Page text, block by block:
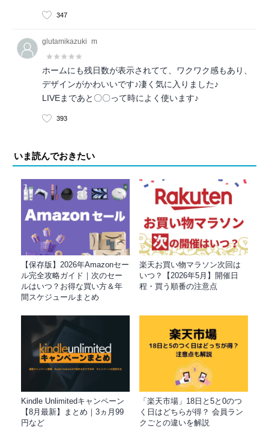
347
glutamikazuki_m
ホームにも残日数が表示されてて、ワクワク感もあり、
デザインがかわいいです♪凄く気に入りました♪
LIVEまであと〇〇って時によく使います♪
393
いま読んでおきたい
【保存版】2026年Amazonセー
ル完全攻略ガイド｜次のセー
ルはいつ？お得な買い方＆年
間スケジュールまとめ
楽天お買い物マラソン次回は
いつ？【2026年5月】開催日
程・買う順番の注意点
Kindle Unlimitedキャンペーン
【8月最新】まとめ｜3ヵ月99
円など
「楽天市場」18日と5と0のつ
く日はどちらが得？ 会員ラン
クごとの違いを解説